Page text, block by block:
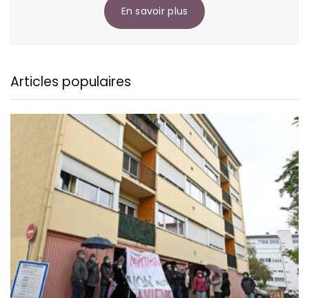
En savoir plus
Articles populaires